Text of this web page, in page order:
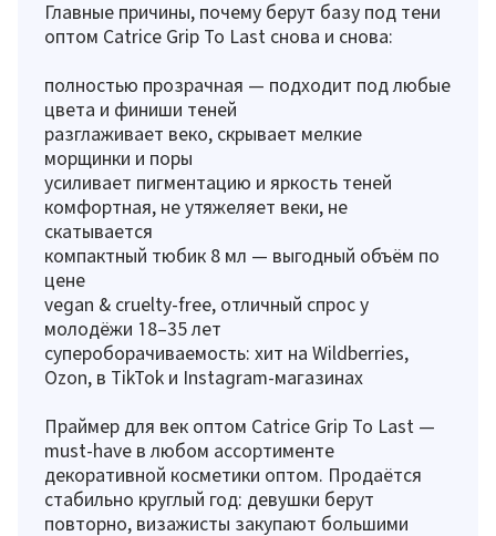
Главные причины, почему берут базу под тени
оптом Catrice Grip To Last снова и снова:
полностью прозрачная — подходит под любые
цвета и финиши теней
разглаживает веко, скрывает мелкие
морщинки и поры
усиливает пигментацию и яркость теней
комфортная, не утяжеляет веки, не
скатывается
компактный тюбик 8 мл — выгодный объём по
цене
vegan & cruelty-free, отличный спрос у
молодёжи 18–35 лет
супероборачиваемость: хит на Wildberries,
Ozon, в TikTok и Instagram-магазинах
Праймер для век оптом Catrice Grip To Last —
must-have в любом ассортименте
декоративной косметики оптом. Продаётся
стабильно круглый год: девушки берут
повторно, визажисты закупают большими